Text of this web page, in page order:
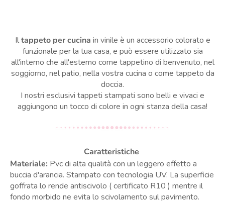
Iltappeto per cucina in vinile è un accessorio colorato e
funzionale per la tua casa, e può essere utilizzato sia
all'interno che all'esterno come tappetino di benvenuto, nel
soggiorno, nel patio, nella vostra cucina o come tappeto da
doccia.
I nostri esclusivi tappeti stampati sono belli e vivaci e
aggiungono un tocco di colore in ogni stanza della casa!
Caratteristiche
Materiale: Pvc di alta qualità con un leggero effetto a
buccia d'arancia. Stampato con tecnologia UV. La superficie
goffrata lo rende antiscivolo ( certificato R10 ) mentre il
fondo morbido ne evita lo scivolamento sul pavimento.